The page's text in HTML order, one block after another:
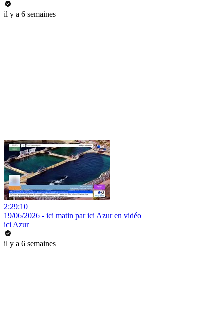
il y a 6 semaines
2:29:10
19/06/2026 - ici matin par ici Azur en vidéo
ici Azur
il y a 6 semaines